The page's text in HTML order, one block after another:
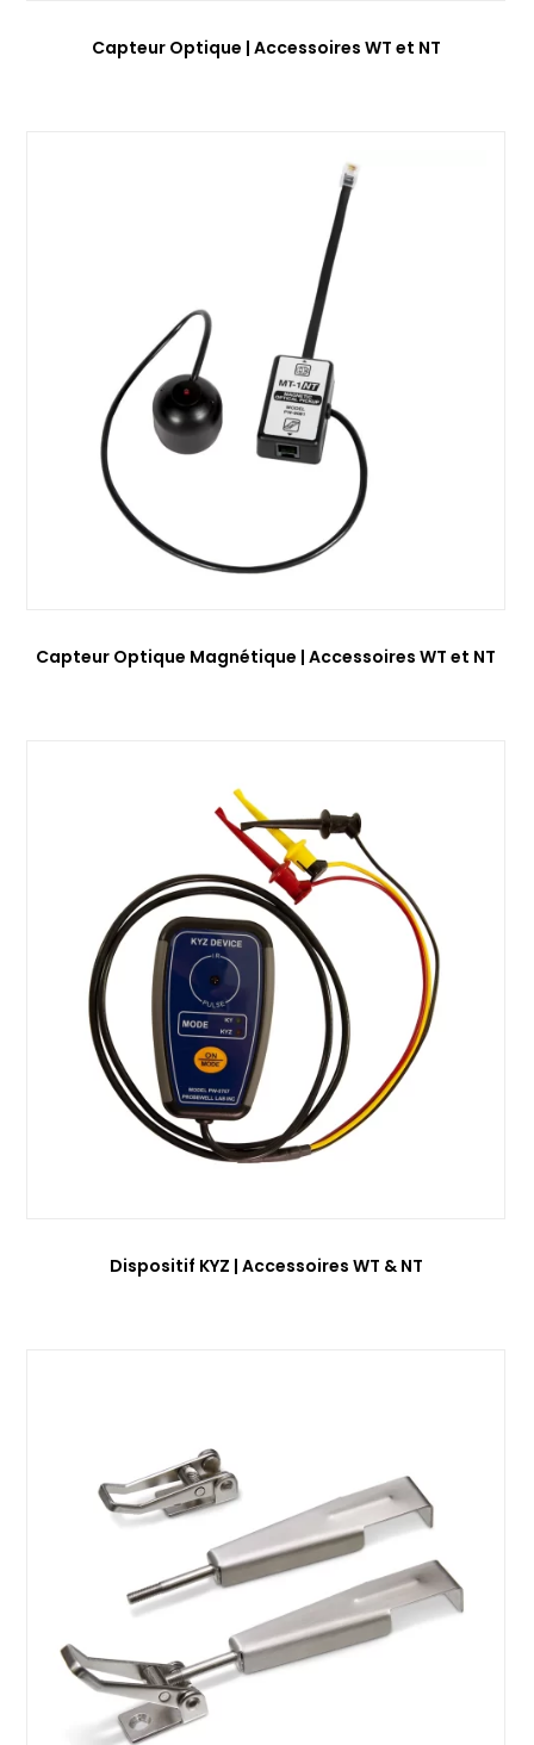
Capteur Optique | Accessoires WT et NT
Capteur Optique Magnétique | Accessoires WT et NT
Dispositif KYZ | Accessoires WT & NT